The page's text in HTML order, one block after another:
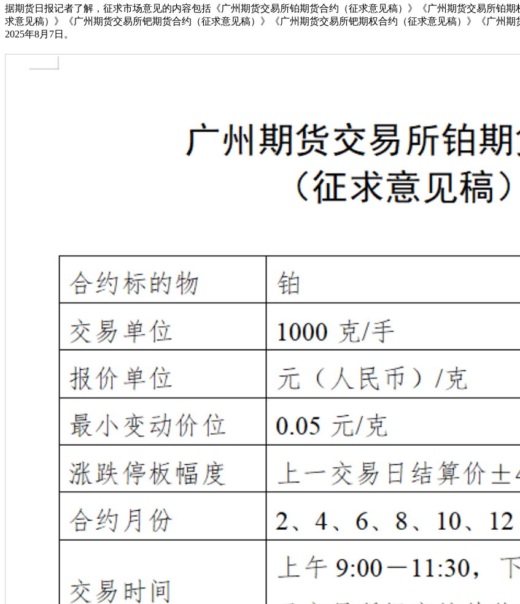
据期货日报记者了解，征求市场意见的内容包括《广州期货交易所铂期货合约（征求意见稿）》《广州期货交易所铂
求意见稿）》《广州期货交易所钯期货合约（征求意见稿）》《广州期货交易所钯期权合约（征求意见稿）》《广州
2025年8月7日。